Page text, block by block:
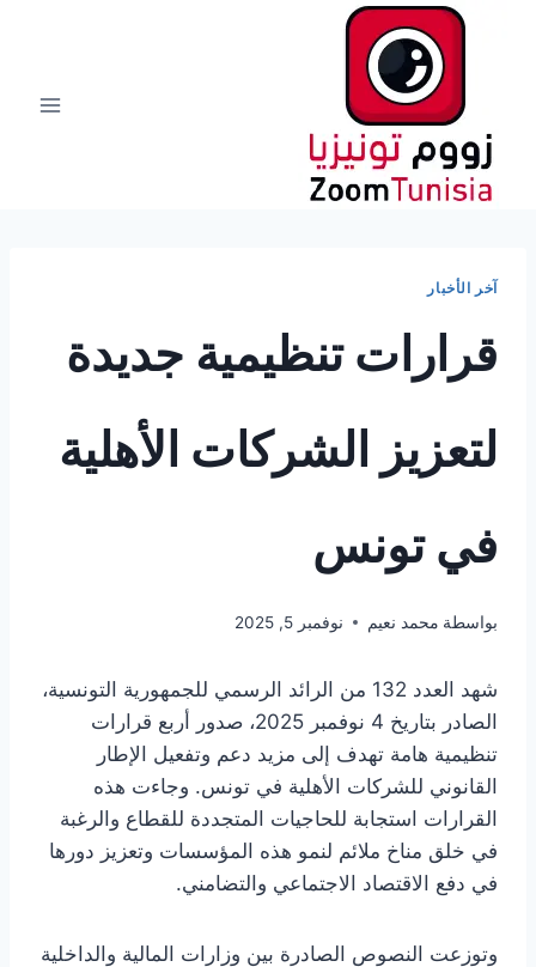
آخر الأخبار
قرارات تنظيمية جديدة
لتعزيز الشركات الأهلية
في تونس
بواسطة محمد نعيم نوفمبر 5, 2025
شهد العدد 132 من الرائد الرسمي للجمهورية التونسية،
الصادر بتاريخ 4 نوفمبر 2025، صدور أربع قرارات
تنظيمية هامة تهدف إلى مزيد دعم وتفعيل الإطار
القانوني للشركات الأهلية في تونس. وجاءت هذه
القرارات استجابة للحاجيات المتجددة للقطاع والرغبة
في خلق مناخ ملائم لنمو هذه المؤسسات وتعزيز دورها
في دفع الاقتصاد الاجتماعي والتضامني.
وتوزعت النصوص الصادرة بين وزارات المالية والداخلية